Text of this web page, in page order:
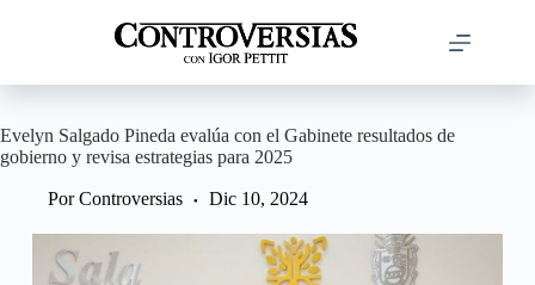
Evelyn Salgado Pineda evalúa con el Gabinete resultados de
gobierno y revisa estrategias para 2025
Por Controversias Dic 10, 2024